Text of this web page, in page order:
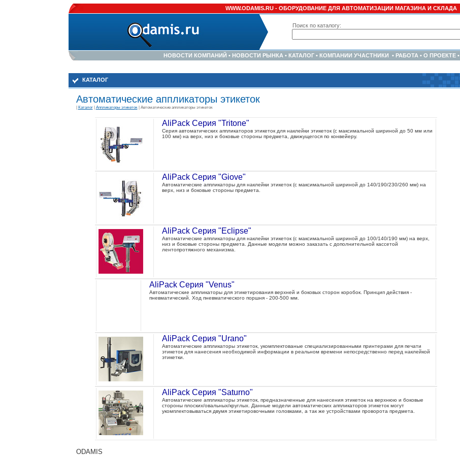
WWW.ODAMIS.RU - ОБОРУДОВАНИЕ ДЛЯ АВТОМАТИЗАЦИИ МАГАЗИНА И СКЛАДА
Поиск по каталогу:
НОВОСТИ КОМПАНИЙ • НОВОСТИ РЫНКА • КАТАЛОГ • КОМПАНИИ УЧАСТНИКИ • РАБОТА • О ПРОЕКТЕ •
КАТАЛОГ
Автоматические аппликаторы этикеток
Каталог| Аппликаторы этикеток| Автоматические аппликаторы этикеток
AliPack Серия "Tritone"
Серия автоматических аппликаторов этикеток для наклейки этикеток (с максимальной шириной до 50 мм или
100 мм) на верх, низ и боковые стороны предмета, движущегося по конвейеру.
AliPack Серия "Giove"
Автоматические аппликаторы для наклейки этикеток (с максимальной шириной до 140/190/230/260 мм) на
верх, низ и боковые стороны предмета.
AliPack Серия "Eclipse"
Автоматические аппликаторы для наклейки этикеток (с максимальной шириной до 100/140/190 мм) на верх,
низ и боковые стороны предмета. Данные модели можно заказать с дополнительной кассетой
лентопротяжного механизма.
AliPack Серия "Venus"
Автоматические аппликаторы для этикетирования верхней и боковых сторон коробок. Принцип действия -
пневматический. Ход пневматического поршня - 200-500 мм.
AliPack Серия "Urano"
Автоматические аппликаторы этикеток, укомплектованые специализированными принтерами для печати
этикеток для нанесения необходимой информации в реальном времени непосредственно перед наклейкой
этикетки.
AliPack Серия "Saturno"
Автоматические аппликаторы этикеток, предназначенные для нанесения этикеток на верхнюю и боковые
стороны плоских/овальных/круглых. Данные модели автоматических аппликаторов этикеток могут
укомплектовываться двумя этикетировочными головками, а так же устройствами проворота предмета.
ODAMIS